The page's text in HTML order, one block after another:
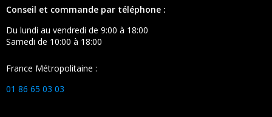
Conseil et commande par téléphone :
Du lundi au vendredi de 9:00 à 18:00
Samedi de 10:00 à 18:00
France Métropolitaine :
01 86 65 03 03